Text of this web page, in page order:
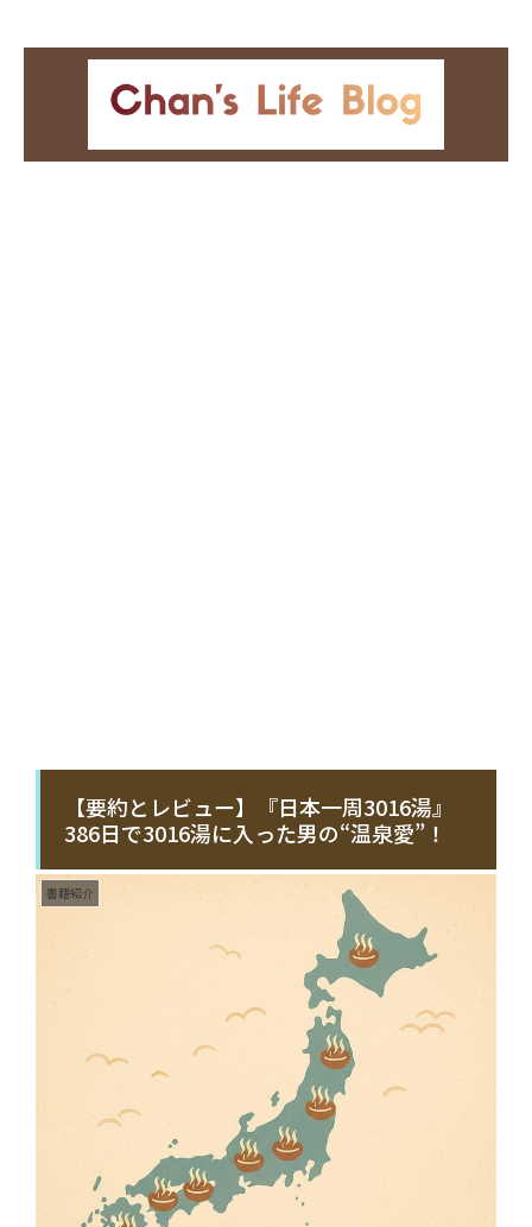
【要約とレビュー】『日本一周3016湯』
386日で3016湯に入った男の“温泉愛”！
書籍紹介